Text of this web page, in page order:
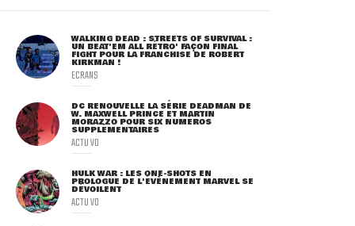
WALKING DEAD : STREETS OF SURVIVAL :
UN BEAT'EM ALL RÉTRO' FAÇON FINAL
FIGHT POUR LA FRANCHISE DE ROBERT
KIRKMAN !
ECRANS
DC RENOUVELLE LA SÉRIE DEADMAN DE
W. MAXWELL PRINCE ET MARTIN
MORAZZO POUR SIX NUMÉROS
SUPPLÉMENTAIRES
ACTU VO
HULK WAR : LES ONE-SHOTS EN
PROLOGUE DE L'ÉVÈNEMENT MARVEL SE
DÉVOILENT
ACTU VO